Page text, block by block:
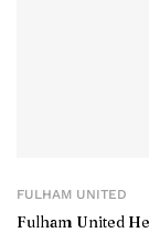
FULHAM UNITED
Fulham United